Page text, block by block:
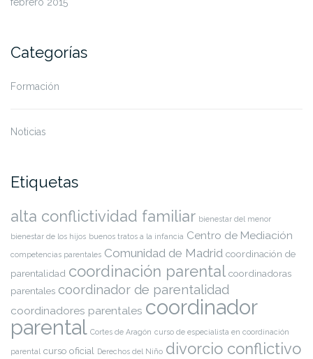
febrero 2015
Categorías
Formación
Noticias
Etiquetas
alta conflictividad familiar bienestar del menor
bienestar de los hijos buenos tratos a la infancia Centro de Mediación
competencias parentales Comunidad de Madrid coordinación de
parentalidad coordinación parental coordinadoras
parentales coordinador de parentalidad
coordinadores parentales coordinador
parental Cortes de Aragón curso de especialista en coordinación
parental curso oficial Derechos del Niño divorcio conflictivo